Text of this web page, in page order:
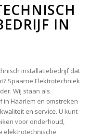
IN
installatiebedrijf dat
Spaarne Elektrotechniek
Wij staan als
Haarlem en omstreken
en service. U kunt
voor onderhoud,
elektrotechnische